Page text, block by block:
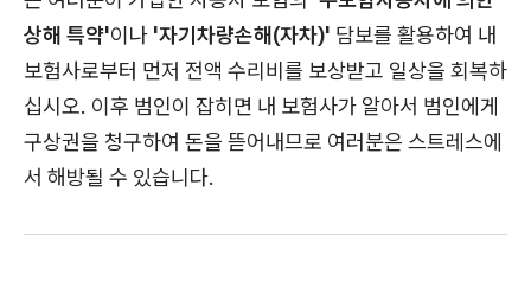
상해 특약'이나 '자기차량손해(자차)' 담보를 활용하여 내
보험사로부터 먼저 전액 수리비를 보상받고 일상을 회복하
십시오. 이후 범인이 잡히면 내 보험사가 알아서 범인에게
구상권을 청구하여 돈을 뜯어내므로 여러분은 스트레스에
서 해방될 수 있습니다.